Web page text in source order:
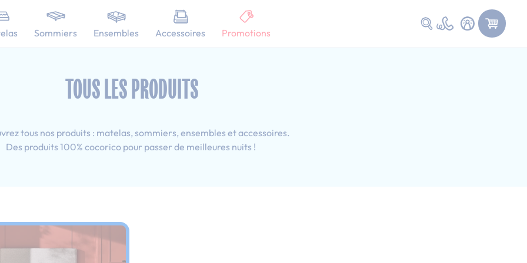
Sommiers Ensembles Accessoires Promotions
Faire une recherche
déco Tous les produits : 140x190 cm
TOUS LES PRODUITS
tous nos produits : matelas, sommiers, ensembles et accessoires.
Des produits 100% cocorico pour passer de meilleures nuits !